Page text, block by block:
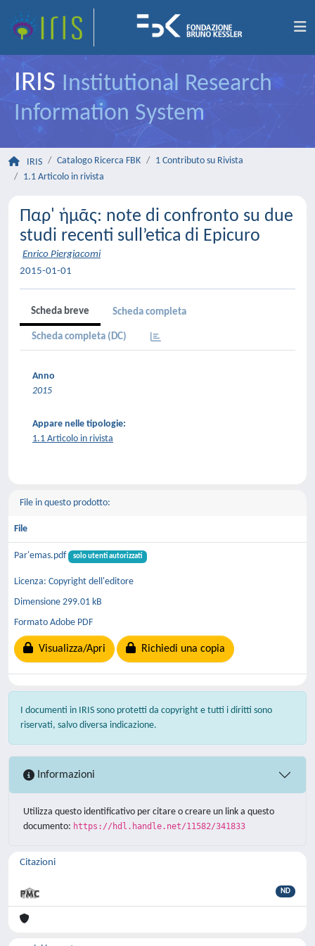
IRIS Institutional Research
Information System
IRIS Catalogo Ricerca FBK
1 Contributo su Rivista
1.1 Articolo in rivista
Παρ' ἡμᾶς: note di confronto su due
studi recenti sull’etica di Epicuro
Enrico Piergiacomi
2015-01-01
Scheda breve Scheda completa
Scheda completa (DC)
Anno
2015
Appare nelle tipologie:
1.1 Articolo in rivista
File in questo prodotto:
File
Par'emas.pdf solo utenti autorizzati
Licenza: Copyright dell'editore
Dimensione 299.01 kB
Formato Adobe PDF
Visualizza/Apri Richiedi una copia
I documenti in IRIS sono protetti da copyright e tutti i diritti sono
riservati, salvo diversa indicazione.
Informazioni
Utilizza questo identificativo per citare o creare un link a questo
documento: https://hdl.handle.net/11582/341833
Citazioni
ND